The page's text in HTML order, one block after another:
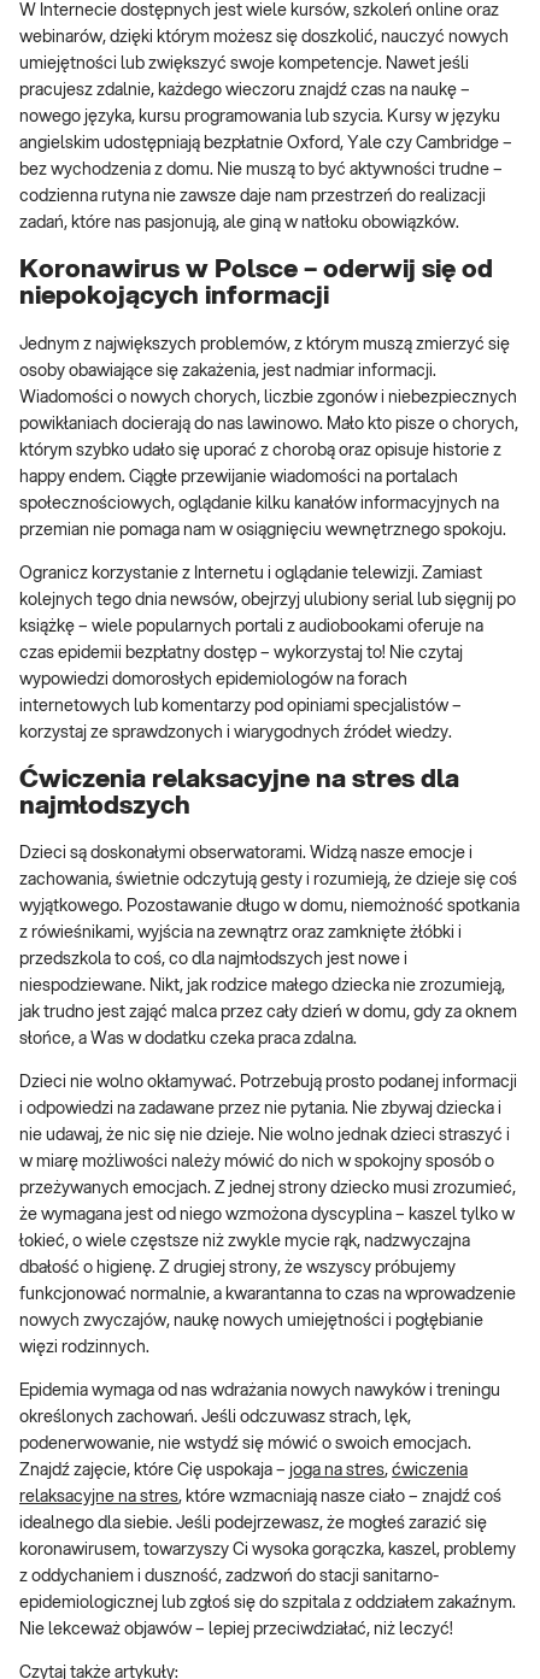
W Internecie dostępnych jest wiele kursów, szkoleń online oraz
webinarów, dzięki którym możesz się doszkolić, nauczyć nowych
umiejętności lub zwiększyć swoje kompetencje. Nawet jeśli
pracujesz zdalnie, każdego wieczoru znajdź czas na naukę –
nowego języka, kursu programowania lub szycia. Kursy w języku
angielskim udostępniają bezpłatnie Oxford, Yale czy Cambridge –
bez wychodzenia z domu. Nie muszą to być aktywności trudne –
codzienna rutyna nie zawsze daje nam przestrzeń do realizacji
zadań, które nas pasjonują, ale giną w natłoku obowiązków.
Koronawirus w Polsce – oderwij się od
niepokojących informacji
Jednym z największych problemów, z którym muszą zmierzyć się
osoby obawiające się zakażenia, jest nadmiar informacji.
Wiadomości o nowych chorych, liczbie zgonów i niebezpiecznych
powikłaniach docierają do nas lawinowo. Mało kto pisze o chorych,
którym szybko udało się uporać z chorobą oraz opisuje historie z
happy endem. Ciągłe przewijanie wiadomości na portalach
społecznościowych, oglądanie kilku kanałów informacyjnych na
przemian nie pomaga nam w osiągnięciu wewnętrznego spokoju.
Ogranicz korzystanie z Internetu i oglądanie telewizji. Zamiast
kolejnych tego dnia newsów, obejrzyj ulubiony serial lub sięgnij po
książkę – wiele popularnych portali z audiobookami oferuje na
czas epidemii bezpłatny dostęp – wykorzystaj to! Nie czytaj
wypowiedzi domorosłych epidemiologów na forach
internetowych lub komentarzy pod opiniami specjalistów –
korzystaj ze sprawdzonych i wiarygodnych źródeł wiedzy.
Ćwiczenia relaksacyjne na stres dla
najmłodszych
Dzieci są doskonałymi obserwatorami. Widzą nasze emocje i
zachowania, świetnie odczytują gesty i rozumieją, że dzieje się coś
wyjątkowego. Pozostawanie długo w domu, niemożność spotkania
z rówieśnikami, wyjścia na zewnątrz oraz zamknięte żłóbki i
przedszkola to coś, co dla najmłodszych jest nowe i
niespodziewane. Nikt, jak rodzice małego dziecka nie zrozumieją,
jak trudno jest zająć malca przez cały dzień w domu, gdy za oknem
słońce, a Was w dodatku czeka praca zdalna.
Dzieci nie wolno okłamywać. Potrzebują prosto podanej informacji
i odpowiedzi na zadawane przez nie pytania. Nie zbywaj dziecka i
nie udawaj, że nic się nie dzieje. Nie wolno jednak dzieci straszyć i
w miarę możliwości należy mówić do nich w spokojny sposób o
przeżywanych emocjach. Z jednej strony dziecko musi zrozumieć,
że wymagana jest od niego wzmożona dyscyplina – kaszel tylko w
łokieć, o wiele częstsze niż zwykle mycie rąk, nadzwyczajna
dbałość o higienę. Z drugiej strony, że wszyscy próbujemy
funkcjonować normalnie, a kwarantanna to czas na wprowadzenie
nowych zwyczajów, naukę nowych umiejętności i pogłębianie
więzi rodzinnych.
Epidemia wymaga od nas wdrażania nowych nawyków i treningu
określonych zachowań. Jeśli odczuwasz strach, lęk,
podenerwowanie, nie wstydź się mówić o swoich emocjach.
Znajdź zajęcie, które Cię uspokaja – joga na stres, ćwiczenia
relaksacyjne na stres, które wzmacniają nasze ciało – znajdź coś
idealnego dla siebie. Jeśli podejrzewasz, że mogłeś zarazić się
koronawirusem, towarzyszy Ci wysoka gorączka, kaszel, problemy
z oddychaniem i duszność, zadzwoń do stacji sanitarno-
epidemiologicznej lub zgłoś się do szpitala z oddziałem zakaźnym.
Nie lekceważ objawów – lepiej przeciwdziałać, niż leczyć!
Czytaj także artykuły: